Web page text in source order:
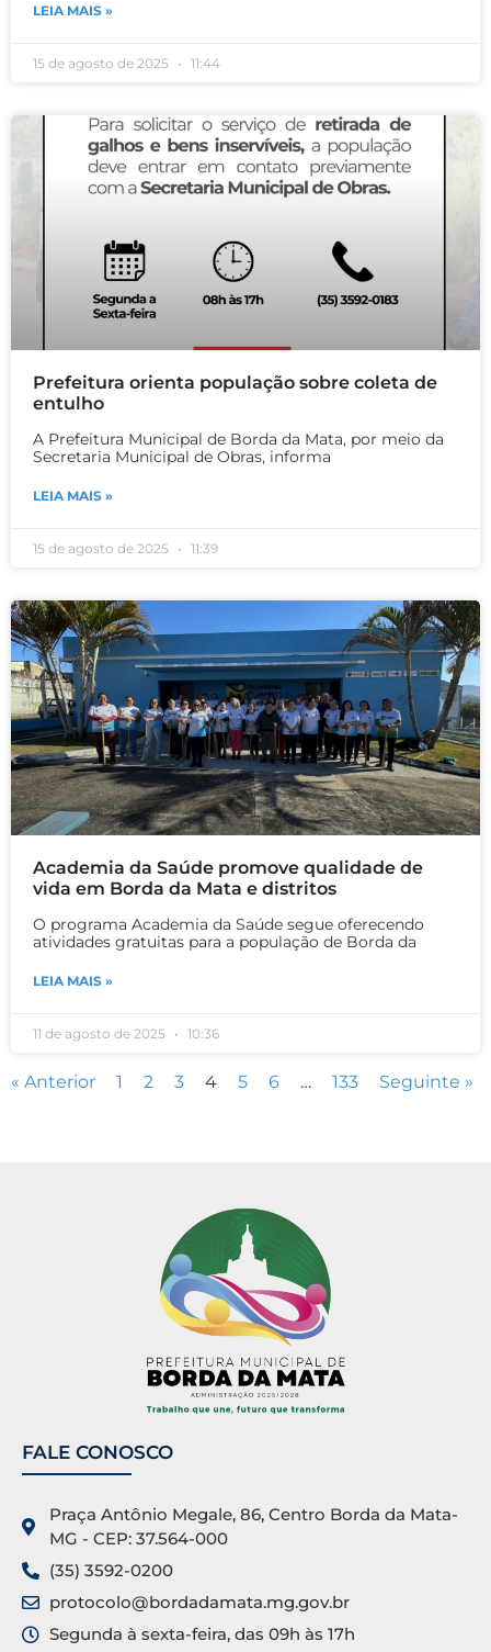
LEIA MAIS »
15 de agosto de 2025 11:44
Prefeitura orienta população sobre coleta de
entulho
A Prefeitura Municipal de Borda da Mata, por meio da
Secretaria Municipal de Obras, informa
LEIA MAIS »
15 de agosto de 2025 11:39
Academia da Saúde promove qualidade de
vida em Borda da Mata e distritos
O programa Academia da Saúde segue oferecendo
atividades gratuitas para a população de Borda da
LEIA MAIS »
11 de agosto de 2025 10:36
« Anterior 1 2 3 4 5 6 … 133 Seguinte »
FALE CONOSCO
Praça Antônio Megale, 86, Centro Borda da Mata-
MG - CEP: 37.564-000
(35) 3592-0200
protocolo@bordadamata.mg.gov.br
Segunda à sexta-feira, das 09h às 17h